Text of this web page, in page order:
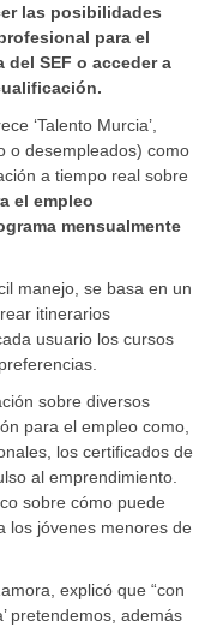
las posibilidades
para el
SEF o acceder a
‘Talento Murcia’,
o desempleados) como
a tiempo real sobre
el empleo
mensualmente
manejo, se basa en un
itinerarios
usuario los cursos
sobre diversos
para el empleo como,
los certificados de
al emprendimiento.
sobre cómo puede
los jóvenes menores de
explicó que “con
pretendemos, además